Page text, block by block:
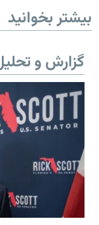
بیشتر بخوانید
گزارش و